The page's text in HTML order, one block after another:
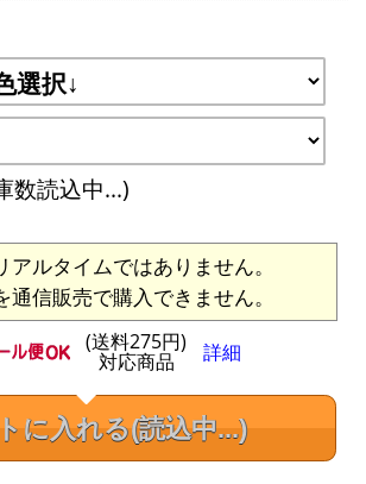
数読込中...)
アルタイムではありません。
通信販売で購入できません。
(送料275円)
対応商品 詳細
に入れる(読込中...)